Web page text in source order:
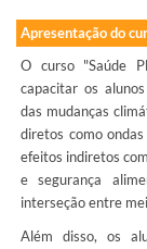
Apresentação do
O curso "Saúde
capacitar os
das mudanças
diretos como
efeitos indiretos
e segurança
interseção entre
Além disso, os